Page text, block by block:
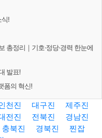
!
총정리｜기호·정당·경력 한눈에
발표!
폼의 혁신!
천진 대구진
제주진
전진 전북진
경남진
충북진 경북진
찐잡